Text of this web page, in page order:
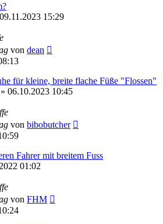
15:29
von dean
für kleine, breite flache Füße "Flossen"
» 06.10.2023 10:45
von bibobutcher
Fahrer mit breitem Fuss
01:02
von FHM